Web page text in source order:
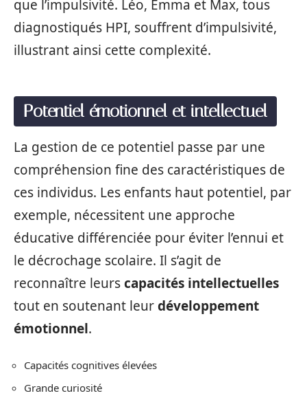
que l’impulsivité. Léo, Emma et Max, tous
diagnostiqués HPI, souffrent d’impulsivité,
illustrant ainsi cette complexité.
Potentiel émotionnel et intellectuel
La gestion de ce potentiel passe par une
compréhension fine des caractéristiques de
ces individus. Les enfants haut potentiel, par
exemple, nécessitent une approche
éducative différenciée pour éviter l’ennui et
le décrochage scolaire. Il s’agit de
reconnaître leurscapacités intellectuelles
tout en soutenant leurdéveloppement
émotionnel.
Capacités cognitives élevées
Grande curiosité